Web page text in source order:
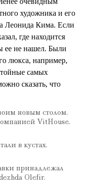
художника и его
Леонида Кима. Если
где находится
ее не нашел. Были
люкса, например,
самых
сказать, что
новым столом.
VitHouse.
в кустах.
принадлежал
Olefir.